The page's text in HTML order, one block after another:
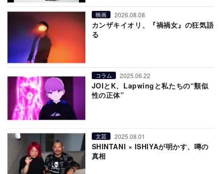
映画 2026.08.08
カンザキイオリ、『禍禍女』の狂気語
る
コラム 2025.06.22
JOIとK、Lapwingと私たちの“類似
性の正体”
文芸 2025.08.01
SHINTANI × ISHIYAが明かす、噂の
真相